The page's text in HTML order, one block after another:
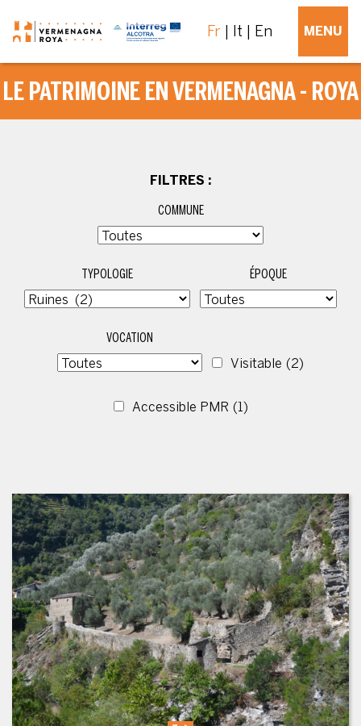
Fr It En MENU
LE PATRIMOINE EN VERMENAGNA - ROYA
FILTRES :
COMMUNE
TYPOLOGIE ÉPOQUE
VOCATION
Visitable (2)
Accessible PMR (1)